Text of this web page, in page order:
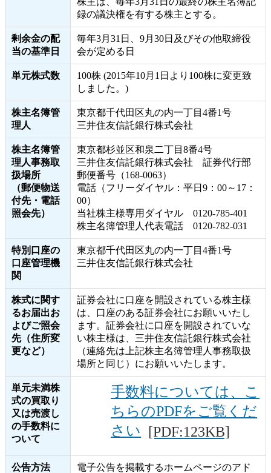
IRサイトマップ
IRカレンダー
IRに関するよくあるご質問
IRサイトの使い方
録の議決権を有する株主とする。
剰余金の配
当の基準日
毎年3月31日、9月30日及びその他取締役
会が定める日
単元株式数
100株 (2015年10月1日より100株に変更致
しました。)
株主名簿管
理人
東京都千代田区丸の内一丁目4番1号
三井住友信託銀行株式会社
株主名簿管
理人事務取
扱場所
（郵便物送
付先・電話
照会先）
東京都杉並区和泉二丁目8番4号
三井住友信託銀行株式会社 証券代行部
郵便番号（168-0063）
電話（フリーダイヤル：平日9：00～17：
00）
当社株主様専用ダイヤル 0120-785-401
株主名簿管理人代表電話 0120-782-031
特別口座の
口座管理機
関
東京都千代田区丸の内一丁目4番1号
三井住友信託銀行株式会社
株式に関す
るお届出お
よびご照会
先（住所変
更など）
証券会社に口座を開設されている株主様
は、口座のある証券会社にお願いいたし
ます。証券会社に口座を開設されていな
い株主様は、三井住友信託銀行株式会社
（連絡先は上記株主名簿管理人事務取扱
場所と同じ）にお願いいたします。
単元未満株
式の買取り
又は売渡し
の手数料に
ついて
手数料については、こ
ちらのPDFをご覧くだ
さい [PDF:123KB]
公告方法
電子公告を掲載するホームページのアド